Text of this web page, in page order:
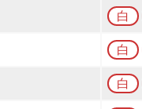
白
白
白